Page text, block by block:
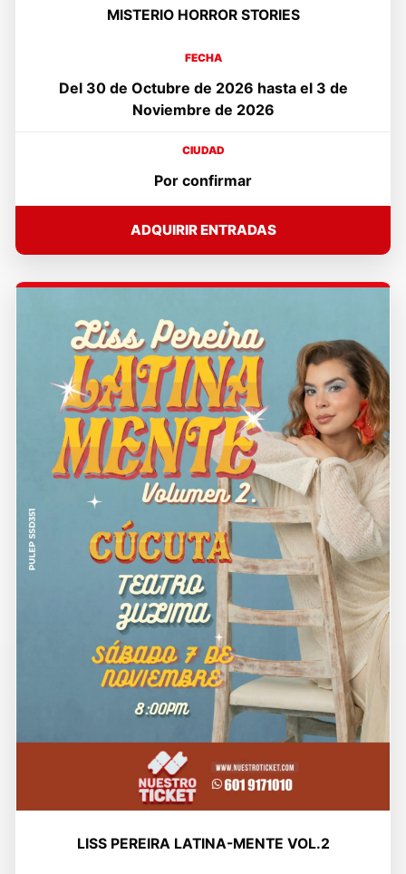
MISTERIO HORROR STORIES
FECHA
Del 30 de Octubre de 2026 hasta el 3 de
Noviembre de 2026
CIUDAD
Por confirmar
ADQUIRIR ENTRADAS
LISS PEREIRA LATINA-MENTE VOL.2